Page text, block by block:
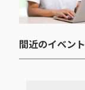
間近のイベント​